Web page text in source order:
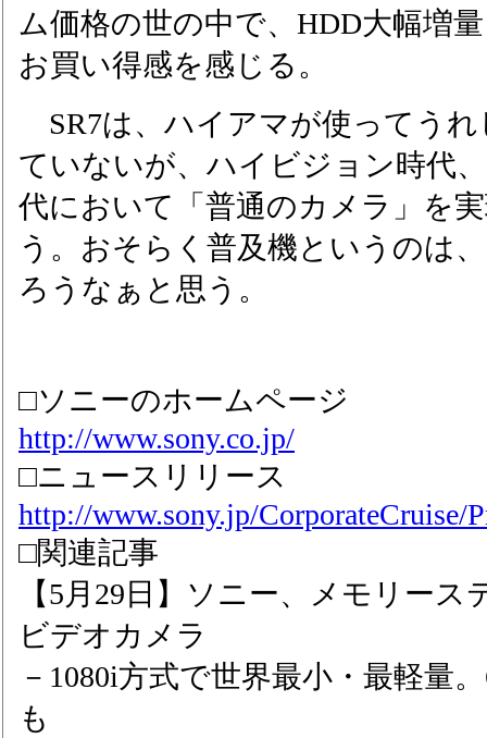
ム価格の世の中で、HDD大幅増
お買い得感を感じる。
SR7は、ハイアマが使ってう
ていないが、ハイビジョン時代
代において「普通のカメラ」を
う。おそらく普及機というのは
ろうなぁと思う。
□ソニーのホームページ
http://www.sony.co.jp/
□ニュースリリース
http://www.sony.jp/CorporateCruise/
□関連記事
【5月29日】ソニー、メモリー
ビデオカメラ
－1080i方式で世界最小・最軽量
も